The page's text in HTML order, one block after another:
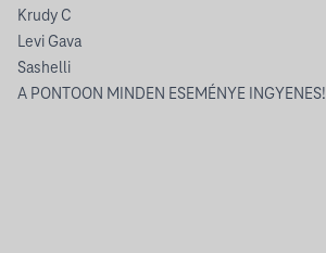
Krudy C
Levi Gava
Sashelli
A PONTOON MINDEN ESEMÉNYE INGYENES!